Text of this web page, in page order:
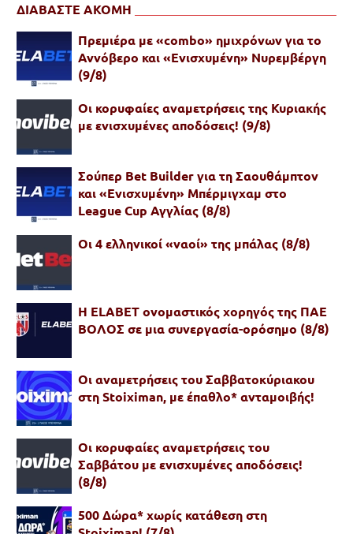
ΔΙΑΒΑΣΤΕ ΑΚΟΜΗ
Πρεμιέρα με «combo» ημιχρόνων για το
Αννόβερο και «Ενισχυμένη» Νυρεμβέργη
(9/8)
Oι κορυφαίες αναμετρήσεις της Κυριακής
με ενισχυμένες αποδόσεις! (9/8)
Σούπερ Bet Builder για τη Σαουθάμπτον
και «Ενισχυμένη» Μπέρμιγχαμ στο
League Cup Αγγλίας (8/8)
Οι 4 ελληνικοί «ναοί» της μπάλας (8/8)
Η ELABET ονομαστικός χορηγός της ΠΑΕ
ΒΟΛΟΣ σε μια συνεργασία-ορόσημο (8/8)
Οι αναμετρήσεις του Σαββατοκύριακου
στη Stoiximan, με έπαθλο* ανταμοιβής!
Oι κορυφαίες αναμετρήσεις του
Σαββάτου με ενισχυμένες αποδόσεις!
(8/8)
500 Δώρα* χωρίς κατάθεση στη